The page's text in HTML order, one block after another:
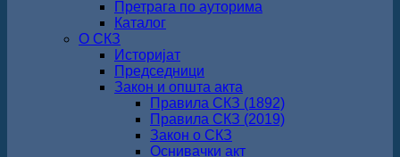
Претрага по ауторима
Каталог
О СКЗ
Историјат
Председници
Закон и општа акта
Правила СКЗ (1892)
Правила СКЗ (2019)
Закон о СКЗ
Оснивачки акт